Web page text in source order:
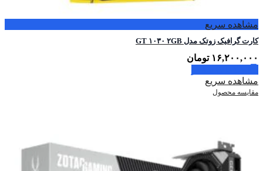
مشاهده سریع
کارت گرافیک زوتک مدل GT ۱۰۳۰ ۲GB
۱۶,۲۰۰,۰۰۰ تومان
مشاهده سریع
مقایسه محصول